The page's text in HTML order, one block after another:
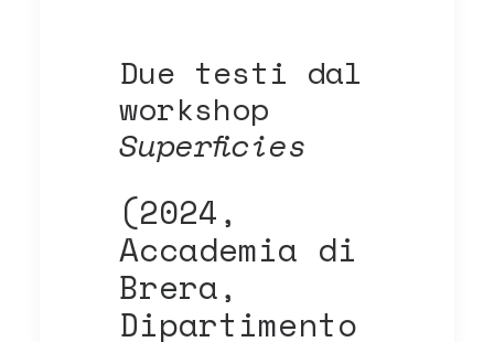
Due testi dal
workshop
Superficies
(2024,
Accademia di
Brera,
Dipartimento